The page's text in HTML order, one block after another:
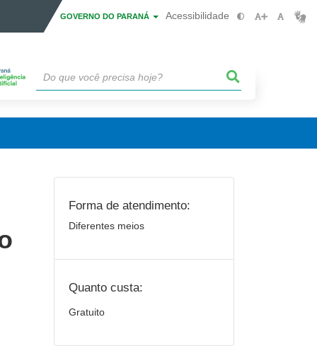
GOVERNO DO PARANÁ Acessibilidade
Forma de atendimento:
Diferentes meios
Quanto custa:
Gratuito